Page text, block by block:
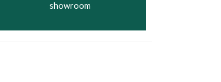
showroom